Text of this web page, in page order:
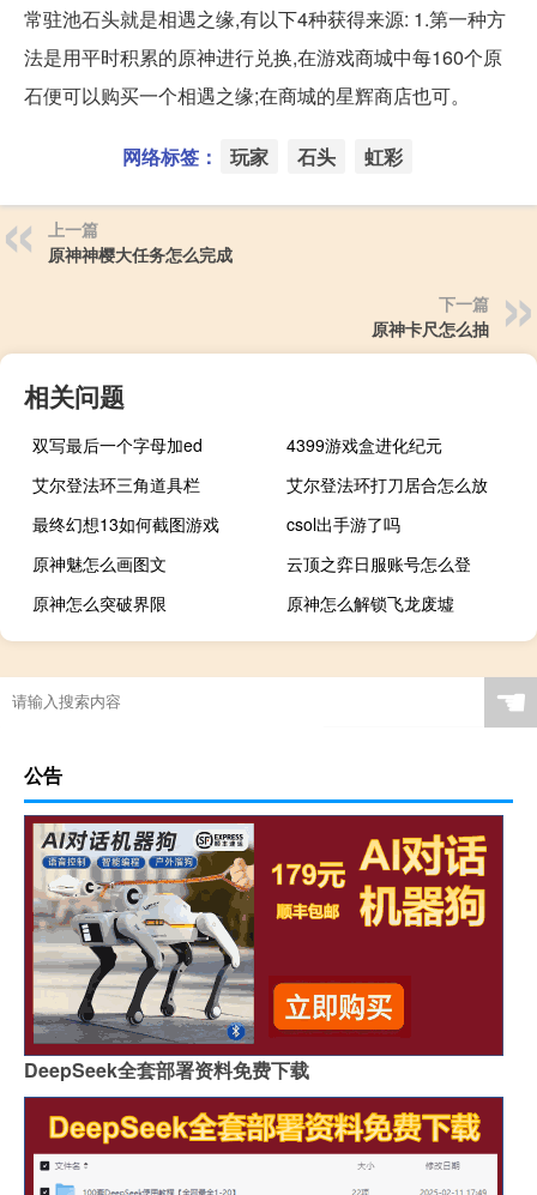
常驻池石头就是相遇之缘,有以下4种获得来源: 1.第一种方
法是用平时积累的原神进行兑换,在游戏商城中每160个原
石便可以购买一个相遇之缘;在商城的星辉商店也可。
网络标签： 玩家 石头 虹彩
上一篇
原神神樱大任务怎么完成
下一篇
原神卡尺怎么抽
相关问题
双写最后一个字母加ed
4399游戏盒进化纪元
艾尔登法环三角道具栏
艾尔登法环打刀居合怎么放
最终幻想13如何截图游戏
csol出手游了吗
原神魅怎么画图文
云顶之弈日服账号怎么登
原神怎么突破界限
原神怎么解锁飞龙废墟
☚
公告
DeepSeek全套部署资料免费下载